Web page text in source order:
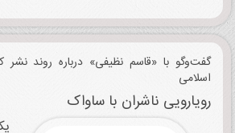
گفت‌وگو با «قاسم نظیفی» درباره روند نشر
اسلامی
رویارویی ناشران با ساواک